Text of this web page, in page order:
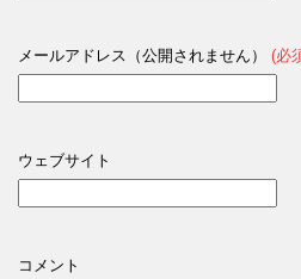
メールアドレス（公開されません） (必
ウェブサイト
コメント